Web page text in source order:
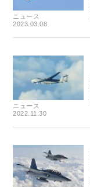
ニュース
2023.03.08
ニュース
2022.11.30